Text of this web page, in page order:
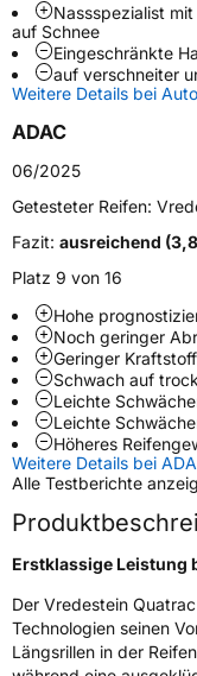
Weitere
SchlauchtypTL
Zustand
M+S Ja
Verstärkt
XL
EU Label
EffizienzC
NasshaftungB
Rollgeräusch (Klasse)
Rollgeräusch (dB)72
FahrzeugklasseC1
3PMSF /
Nassspezialist
auf Schnee
Eingeschränkte
auf verschneiter
Weitere Details bei
ADAC
06/2025
Getesteter Reifen:
Fazit: ausreichend
Platz 9 von 16
Hohe
Noch geringer
Geringer
Schwach auf
Leichte
Leichte
Höheres
Weitere Details bei
Alle Testberichte
Erstklassige Leistung
Der Vredestein
Technologien seinen
Längsrillen in der